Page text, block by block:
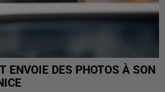
ENVOIE DES PHOTOS À SON